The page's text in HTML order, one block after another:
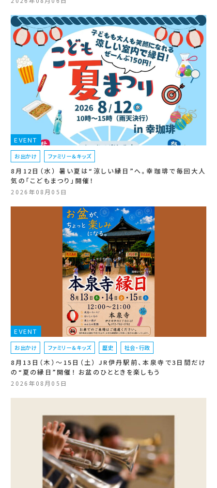
EVENT
お出かけ ファミリー＆キッズ
8月12日（水） 暑い夏は“涼しい縁日”へ。幸珈琲で毎回大人
気の「こどもまつり」開催！
2026年08月05日
EVENT
お出かけ ファミリー＆キッズ 歴史 社会・行政
8月13日（木）〜15日（土） JR伊丹駅前、本泉寺で3日間だけ
の“夏の縁日”開催！ お盆のひとときを楽しもう
2026年08月05日